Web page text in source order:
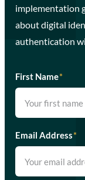
implementation
about digital
authentication
First Name*
Email Address*